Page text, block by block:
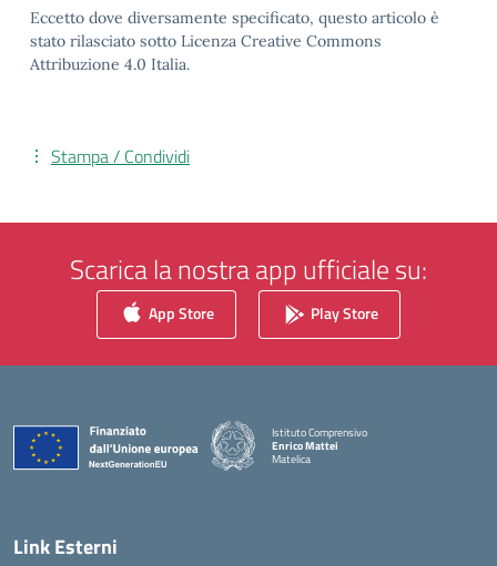
Eccetto dove diversamente specificato, questo articolo è
stato rilasciato sotto Licenza Creative Commons
Attribuzione 4.0 Italia.
Stampa / Condividi
Scarica la nostra app ufficiale su:
App Store Play Store
Istituto Comprensivo
Enrico Mattei
Matelica
Link Esterni